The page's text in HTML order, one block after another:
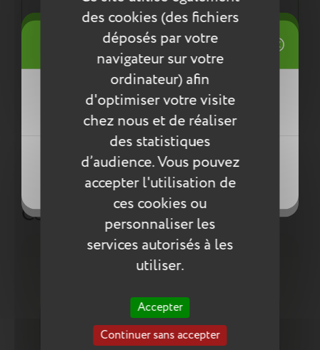
des cookies (des fichiers
déposés par votre
navigateur sur votre
ordinateur) afin
d'optimiser votre visite
chez nous et de réaliser
des statistiques
d’audience. Vous pouvez
accepter l'utilisation de
ces cookies ou
personnaliser les
services autorisés à les
utiliser.
Accepter
Continuer sans accepter
Tout pour la santé de votre enfant : respect des
normes environnementales européennes ReACH
Entretien
Pour l’entretien de nos produits, nous vous
conseillons d’utiliser un chiffon humide ou une
éponge légèrement humidifiée à l'eau
savonneuse. N’utilisez pas de produits agressifs
qui risqueraient de détériorer le produit.
Compléter la collection
Mes listes d'envies
Créer une nouvelle liste
((title))
((cancelText))
((createText))
Connexion
Vous devez être connecté pour ajouter
des produits à votre liste d'envies.
((cancelText))
((loginText))